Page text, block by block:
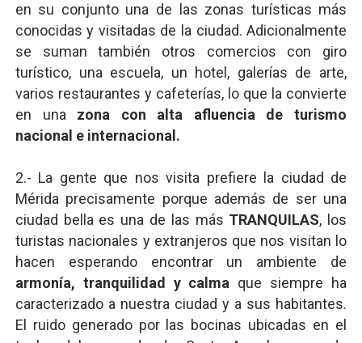
en su conjunto una de las zonas turísticas más
conocidas y visitadas de la ciudad. Adicionalmente
se suman también otros comercios con giro
turístico, una escuela, un hotel, galerías de arte,
varios restaurantes y cafeterías, lo que la convierte
en una zona con alta afluencia de turismo
nacional e internacional.
2.- La gente que nos visita prefiere la ciudad de
Mérida precisamente porque además de ser una
ciudad bella es una de las más TRANQUILAS, los
turistas nacionales y extranjeros que nos visitan lo
hacen esperando encontrar un ambiente de
armonía, tranquilidad y calma que siempre ha
caracterizado a nuestra ciudad y a sus habitantes.
El ruido generado por las bocinas ubicadas en el